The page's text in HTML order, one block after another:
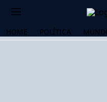
HOME POLÍTICA